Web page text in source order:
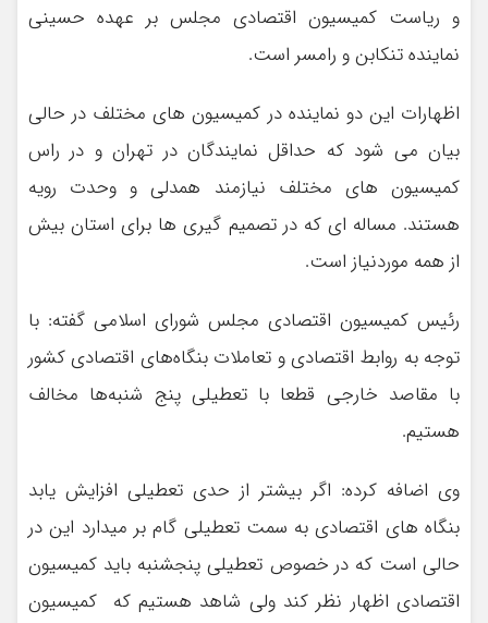
و ریاست کمیسیون اقتصادی مجلس بر عهده حسینی
نماینده تنکابن و رامسر است.
اظهارات این دو نماینده در کمیسیون های مختلف در حالی
بیان می شود که حداقل نمایندگان در تهران و در راس
کمیسیون های مختلف نیازمند همدلی و وحدت رویه
هستند. مساله ای که در تصمیم گیری ها برای استان بیش
از همه موردنیاز است.
رئیس کمیسیون اقتصادی مجلس شورای اسلامی گفته: با
توجه به روابط اقتصادی و تعاملات بنگاه‌های اقتصادی کشور
با مقاصد خارجی قطعا با تعطیلی پنج شنبه‌ها مخالف
هستیم.
وی اضافه کرده: اگر بیشتر از حدی تعطیلی افزایش یابد
بنگاه های اقتصادی به سمت تعطیلی گام بر میدارد این در
حالی است که در خصوص تعطیلی پنجشنبه باید کمیسیون
اقتصادی اظهار نظر کند ولی شاهد هستیم که کمیسیون